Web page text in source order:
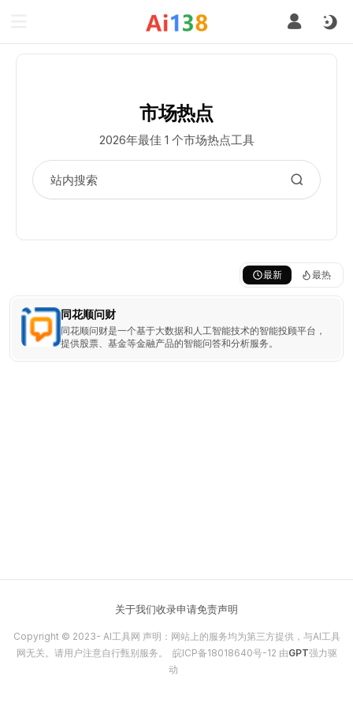
市场热点
2026年最佳 1 个市场热点工具
最新 最热
同花顺问财
同花顺问财是一个基于大数据和人工智能技术的智能投顾平台，
提供股票、基金等金融产品的智能问答和分析服务。
关于我们收录申请免责声明
Copyright © 2023- AI工具网 声明：网站上的服务均为第三方提供，与AI工具
网无关。请用户注意自行甄别服务。 皖ICP备18018640号-12 由GPT强力驱
动